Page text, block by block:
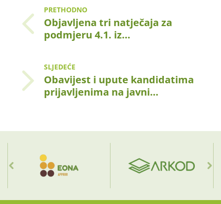
PRETHODNO
Objavljena tri natječaja za
podmjeru 4.1. iz…
SLJEDEĆE
Obavijest i upute kandidatima
prijavljenima na javni…